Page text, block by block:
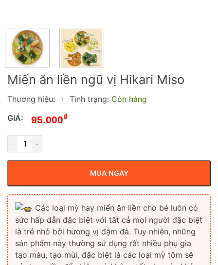
Miến ăn liền ngũ vị Hikari Miso
Thương hiệu: | Tình trạng: Còn hàng
GIÁ:
95.000₫
MUA NGAY
Các loại mỳ hay miến ăn liền cho bé luôn có
sức hấp dẫn đặc biệt với tất cả mọi người đặc biệt
là trẻ nhỏ bởi hương vị đậm đà. Tuy nhiên, những
sản phẩm này thường sử dụng rất nhiều phụ gia
tạo màu, tạo mùi, đặc biệt là các loại mỳ tôm sẽ